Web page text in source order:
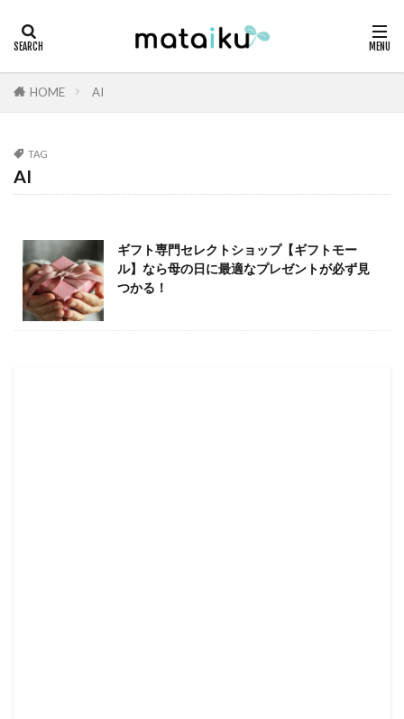
HOME AI
TAG
AI
ギフト専門セレクトショップ【ギフトモー
ル】なら母の日に最適なプレゼントが必ず見
つかる！